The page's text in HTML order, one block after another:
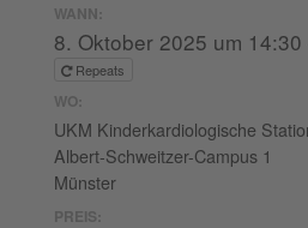
WANN:
8. Oktober 2025 um
Repeats
WO:
UKM Kinderkardiologische
Albert-Schweitzer-Campus 1
Münster
PREIS: